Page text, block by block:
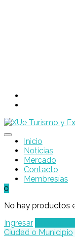
Inicio
Noticias
Mercado
Contacto
Membresías
0
No hay productos
Ingresar
Ciudad o Municipio